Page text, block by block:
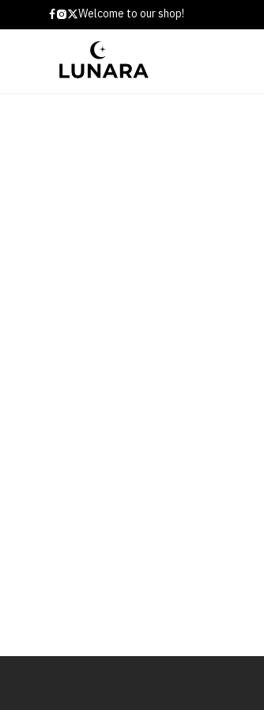
Welcome to our shop!